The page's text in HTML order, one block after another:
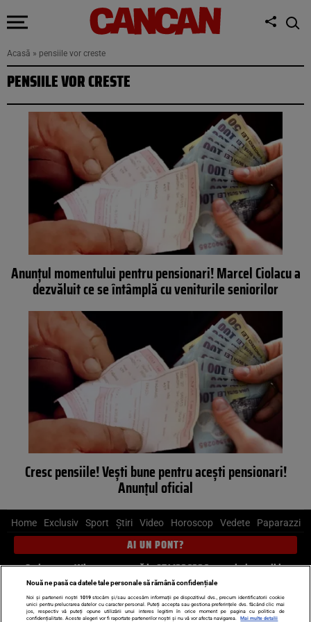
Acasă » pensiile vor creste
PENSIILE VOR CRESTE
Anunțul momentului pentru pensionari! Marcel Ciolacu a
dezvăluit ce se întâmplă cu veniturile seniorilor
Cresc pensiile! Veşti bune pentru aceşti pensionari!
Anunţul oficial
Home Exclusiv Sport Știri Video Horoscop Vedete Paparazzi
AI UN PONT?
Scrie-ne pe Whatsapp, sună la 0741226226 sau trimite mail la
pont@cancan.ro
Știri interne Știri externe Politică
Nouă ne pasă ca datele tale personale să rămână confidențiale
Noi și partenerii noștri 1019stocăm și/sau accesăm informații pe dispozitivul dvs., precum identificatorii cookie
unici pentru prelucrarea datelor cu caracter personal. Puteți accepta sau gestiona preferințele dvs. făcând clic mai
jos, respectiv vă puteți opune utilizării unui interes legitim în orice moment pe pagina cu politica de
confidențialitate. Aceste alegeri vor fi raportate partenerilor noștri și nu vă vor afecta navigarea.
Mai multe detalii